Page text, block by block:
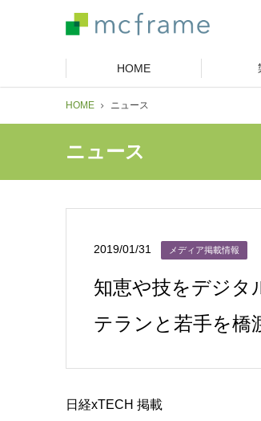
HOME
HOME ニュース
ニュース
2019/01/31 メディア掲載情報
知恵や技をデジタ
テランと若手を橋
日経xTECH 掲載